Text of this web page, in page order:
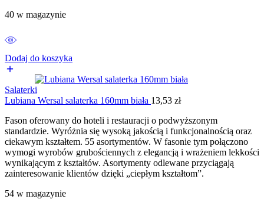
40 w magazynie
Dodaj do koszyka
Salaterki
Lubiana Wersal salaterka 160mm biała 13,53 zł
Fason oferowany do hoteli i restauracji o podwyższonym
standardzie. Wyróżnia się wysoką jakością i funkcjonalnością oraz
ciekawym kształtem. 55 asortymentów. W fasonie tym połączono
wymogi wyrobów grubościennych z elegancją i wrażeniem lekkości
wynikającym z kształtów. Asortymenty odlewane przyciągają
zainteresowanie klientów dzięki „ciepłym kształtom”.
54 w magazynie